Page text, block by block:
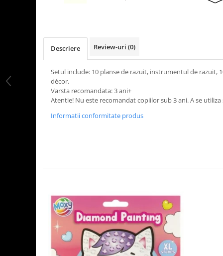
LEGO Architecture
LEGO Speed Champions
Descriere Review-uri (0)
Setul include: 10 planse de razuit, instrumentul de razuit,
décor.
Varsta recomandata: 3 ani+
Atentie! Nu este recomandat copiilor sub 3 ani. A se
Informatii conformitate produs